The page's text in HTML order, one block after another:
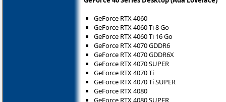
GeForce RTX 4060
GeForce RTX 4060 Ti 8 Go
GeForce RTX 4060 Ti 16 Go
GeForce RTX 4070 GDDR6
GeForce RTX 4070 GDDR6X
GeForce RTX 4070 SUPER
GeForce RTX 4070 Ti
GeForce RTX 4070 Ti SUPER
GeForce RTX 4080
GeForce RTX 4080 SUPER